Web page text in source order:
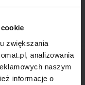
zwiększania
analizowania
naszym
informacje o